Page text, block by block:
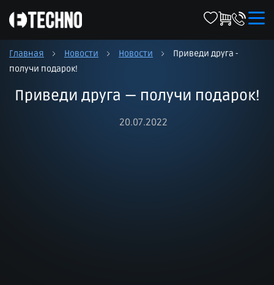
Главная Новости Новости
Приведи друга -
получи подарок!
Приведи друга — получи подарок!
20.07.2022